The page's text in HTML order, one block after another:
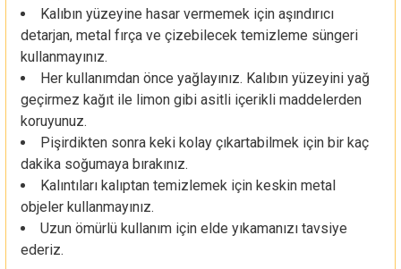
Kalıbın yüzeyine hasar vermemek için aşındırıcı
detarjan, metal fırça ve çizebilecek temizleme süngeri
kullanmayınız.
Her kullanımdan önce yağlayınız. Kalıbın yüzeyini yağ
geçirmez kağıt ile limon gibi asitli içerikli maddelerden
koruyunuz.
Pişirdikten sonra keki kolay çıkartabilmek için bir kaç
dakika soğumaya bırakınız.
Kalıntıları kalıptan temizlemek için keskin metal
objeler kullanmayınız.
Uzun ömürlü kullanım için elde yıkamanızı tavsiye
ederiz.